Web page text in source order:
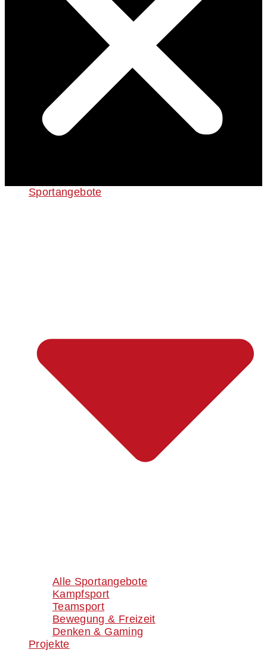
Sportangebote
Alle Sportangebote
Kampfsport
Teamsport
Bewegung & Freizeit
Denken & Gaming
Projekte